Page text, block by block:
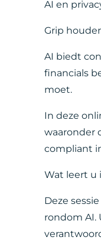
AI en
Grip
AI biedt
financials
moet.
In deze
waaronder
compliant
Wat leert u
Deze
rondom AI.